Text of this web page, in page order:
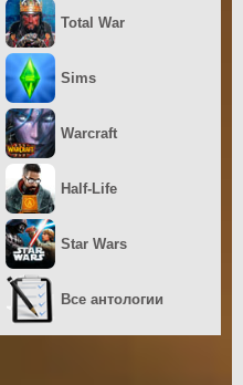
Total War
Sims
Warcraft
Half-Life
Star Wars
Все антологии